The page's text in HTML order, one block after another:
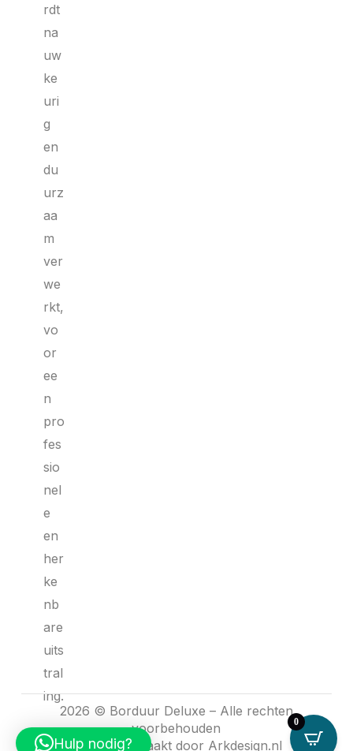
rdt
na
uw
ke
uri
g
en
du
urz
aa
m
ver
we
rkt,
vo
or
ee
n
pro
fes
sio
nel
e
en
her
ke
nb
are
uits
tral
ing.
2026 © Borduur Deluxe – Alle rechten
voorbehouden
Website gemaakt door Arkdesign.nl
0
Hulp nodig?